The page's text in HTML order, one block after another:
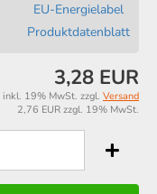
EU-Energielabel
Produktdatenblatt
3,28 EUR
inkl. 19% MwSt. zzgl. Versand
2,76 EUR zzgl. 19% MwSt.